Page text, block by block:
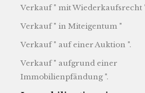
Verkauf " mit Wiederkaufsrecht
Verkauf " in Miteigentum "
Verkauf " auf einer Auktion ".
Verkauf " aufgrund einer
Immobilienpfändung ".